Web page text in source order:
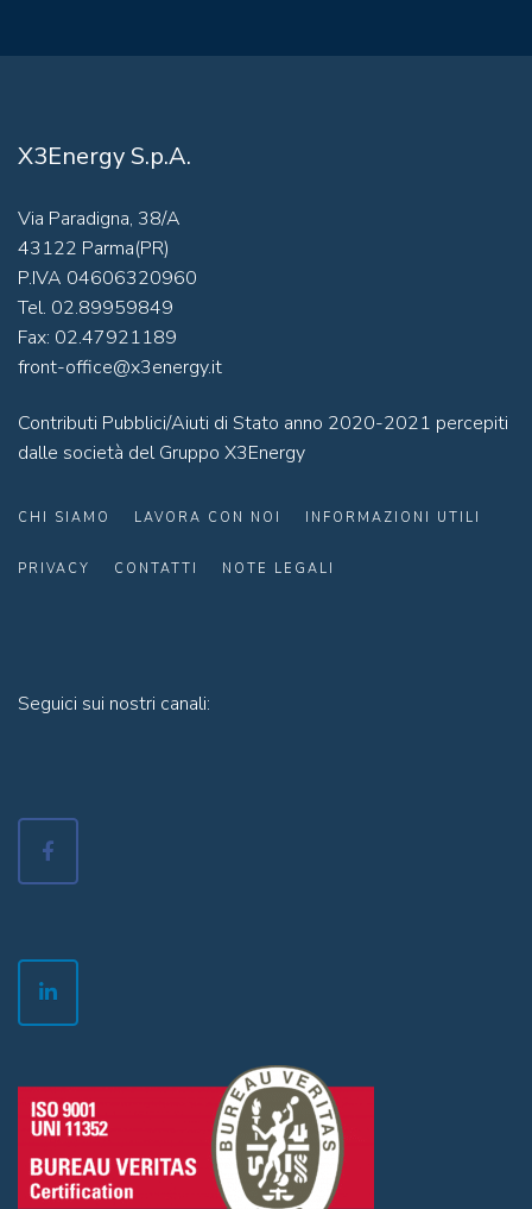
X3Energy S.p.A.
Via Paradigna, 38/A
43122 Parma(PR)
P.IVA 04606320960
Tel. 02.89959849
Fax: 02.47921189
front-office@x3energy.it
Contributi Pubblici/Aiuti di Stato anno 2020-2021 percepiti
dalle società del Gruppo X3Energy
CHI SIAMO LAVORA CON NOI INFORMAZIONI UTILI
PRIVACY CONTATTI NOTE LEGALI
Seguici sui nostri canali: